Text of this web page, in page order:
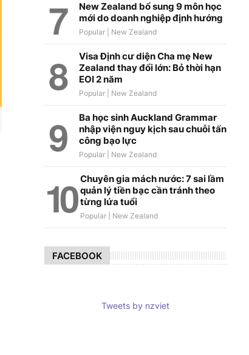
New Zealand bổ sung 9 môn học
mới do doanh nghiệp định hướng
Visa Định cư diện Cha mẹ New
Zealand thay đổi lớn: Bỏ thời hạn
EOI 2 năm
Ba học sinh Auckland Grammar
nhập viện nguy kịch sau chuỗi tấn
công bạo lực
Chuyên gia mách nước: 7 sai lầm
quản lý tiền bạc cần tránh theo
từng lứa tuổi
FACEBOOK
Tweets by nzviet